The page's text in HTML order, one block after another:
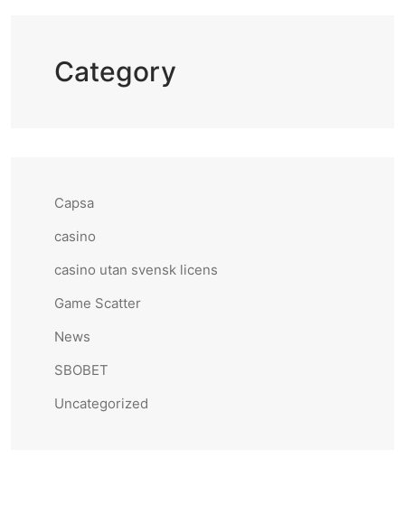
Category
Capsa
casino
casino utan svensk licens
Game Scatter
News
SBOBET
Uncategorized